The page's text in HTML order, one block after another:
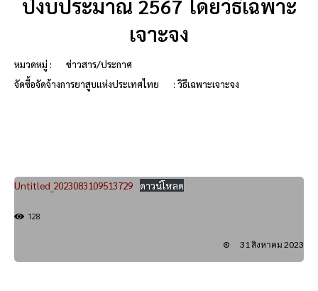
ปีงบประมาณ 2567 โดยวิธีเฉพาะ
เจาะจง
หมวดหมู่ :
ข่าวสาร/ประกาศ
จัดซื้อจัดจ้างการยาสูบแห่งประเทศไทย
: วิธีเฉพาะเจาะจง
Untitled_2023083109513729 ดาวน์โหลด
128
31 สิงหาคม 2023